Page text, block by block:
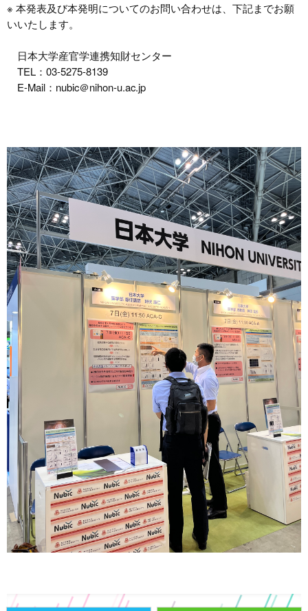
※ 本発表及び本発明についてのお問い合わせは、下記までお願
いいたします。
日本大学産官学連携知財センター
TEL：03-5275-8139
E-Mail：nubic＠nihon-u.ac.jp